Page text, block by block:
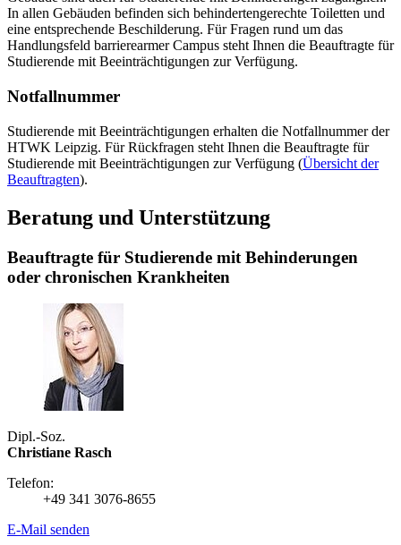
In allen Gebäuden befinden sich behindertengerechte Toiletten und
eine entsprechende Beschilderung. Für Fragen rund um das
Handlungsfeld barrierearmer Campus steht Ihnen die Beauftragte für
Studierende mit Beeinträchtigungen zur Verfügung.
Notfallnummer
Studierende mit Beeinträchtigungen erhalten die Notfallnummer der
HTWK Leipzig. Für Rückfragen steht Ihnen die Beauftragte für
Studierende mit Beeinträchtigungen zur Verfügung (Übersicht der
Beauftragten).
Beratung und Unterstützung
Beauftragte für Studierende mit Behinderungen
oder chronischen Krankheiten
Dipl.-Soz.
Christiane Rasch
Telefon:
+49 341 3076-8655
E-Mail senden